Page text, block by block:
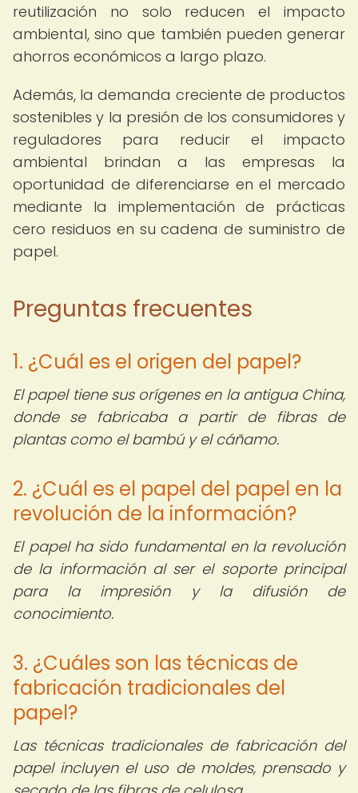
reutilización no solo reducen el impacto
ambiental, sino que también pueden generar
ahorros económicos a largo plazo.
Además, la demanda creciente de productos
sostenibles y la presión de los consumidores y
reguladores para reducir el impacto
ambiental brindan a las empresas la
oportunidad de diferenciarse en el mercado
mediante la implementación de prácticas
cero residuos en su cadena de suministro de
papel.
Preguntas frecuentes
1. ¿Cuál es el origen del papel?
El papel tiene sus orígenes en la antigua China,
donde se fabricaba a partir de fibras de
plantas como el bambú y el cáñamo.
2. ¿Cuál es el papel del papel en la
revolución de la información?
El papel ha sido fundamental en la revolución
de la información al ser el soporte principal
para la impresión y la difusión de
conocimiento.
3. ¿Cuáles son las técnicas de
fabricación tradicionales del
papel?
Las técnicas tradicionales de fabricación del
papel incluyen el uso de moldes, prensado y